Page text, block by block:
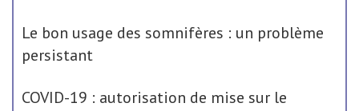
Le bon usage des somnifères : un problème
persistant
COVID-19 : autorisation de mise sur le